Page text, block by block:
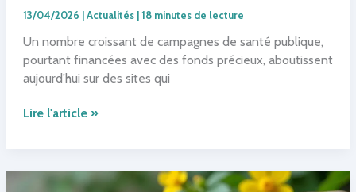
13/04/2026 |Actualités|18 minutes de lecture
Un nombre croissant de campagnes de santé publique,
pourtant financées avec des fonds précieux, aboutissent
aujourd’hui sur des sites qui
Un
Lire l'article »